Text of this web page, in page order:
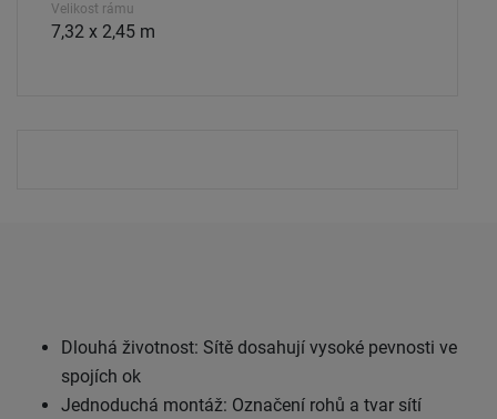
Velikost rámu
7,32 x 2,45 m
Dlouhá životnost: Sítě dosahují vysoké pevnosti ve
spojích ok
Jednoduchá montáž: Označení rohů a tvar sítí